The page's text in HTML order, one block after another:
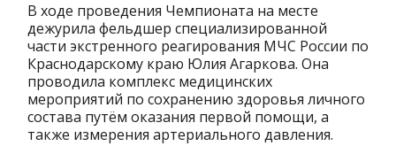
В ходе проведения Чемпионата на месте
дежурила фельдшер специализированной
части экстренного реагирования МЧС России по
Краснодарскому краю Юлия Агаркова. Она
проводила комплекс медицинских
мероприятий по сохранению здоровья личного
состава путём оказания первой помощи, а
также измерения артериального давления.